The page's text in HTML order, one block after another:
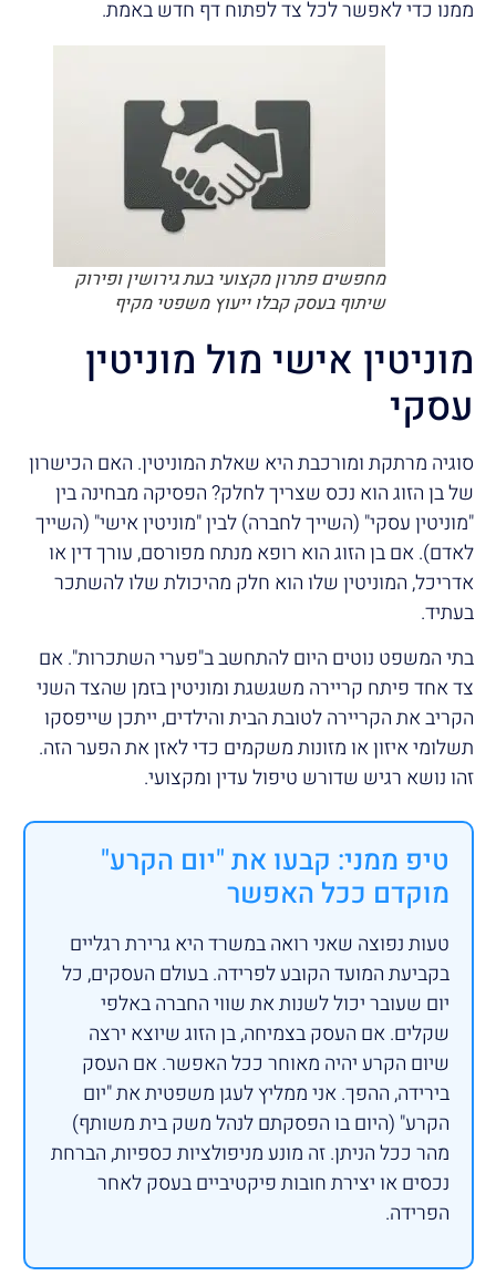
ממנו כדי לאפשר לכל צד לפתוח דף חדש באמת.
מחפשים פתרון מקצועי בעת גירושין ופירוק
שיתוף בעסק קבלו ייעוץ משפטי מקיף
מוניטין אישי מול מוניטין
עסקי
סוגיה מרתקת ומורכבת היא שאלת המוניטין. האם הכישרון
של בן הזוג הוא נכס שצריך לחלק? הפסיקה מבחינה בין
"מוניטין עסקי" (השייך לחברה) לבין "מוניטין אישי" (השייך
לאדם). אם בן הזוג הוא רופא מנתח מפורסם, עורך דין או
אדריכל, המוניטין שלו הוא חלק מהיכולת שלו להשתכר
בעתיד.
בתי המשפט נוטים היום להתחשב ב"פערי השתכרות". אם
צד אחד פיתח קריירה משגשגת ומוניטין בזמן שהצד השני
הקריב את הקריירה לטובת הבית והילדים, ייתכן שייפסקו
תשלומי איזון או מזונות משקמים כדי לאזן את הפער הזה.
זהו נושא רגיש שדורש טיפול עדין ומקצועי.
טיפ ממני: קבעו את "יום הקרע"
מוקדם ככל האפשר
טעות נפוצה שאני רואה במשרד היא גרירת רגליים
בקביעת המועד הקובע לפרידה. בעולם העסקים, כל
יום שעובר יכול לשנות את שווי החברה באלפי
שקלים. אם העסק בצמיחה, בן הזוג שיוצא ירצה
שיום הקרע יהיה מאוחר ככל האפשר. אם העסק
בירידה, ההפך. אני ממליץ לעגן משפטית את "יום
הקרע" (היום בו הפסקתם לנהל משק בית משותף)
מהר ככל הניתן. זה מונע מניפולציות כספיות, הברחת
נכסים או יצירת חובות פיקטיביים בעסק לאחר
הפרידה.